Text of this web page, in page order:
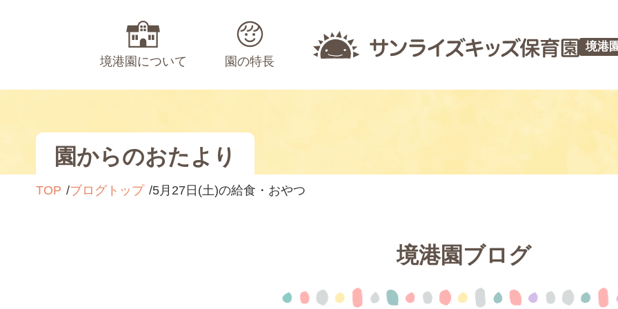
境港園について 園の特長
境港
園からのおたより
TOP ブログトップ 5月27日(土)の給食・おやつ
境港園ブログ